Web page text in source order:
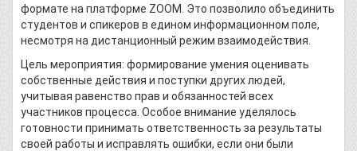
формате на платформе ZOOM. Это позволило объединить
студентов и спикеров в едином информационном поле,
несмотря на дистанционный режим взаимодействия.
Цель мероприятия: формирование умения оценивать
собственные действия и поступки других людей,
учитывая равенство прав и обязанностей всех
участников процесса. Особое внимание уделялось
готовности принимать ответственность за результаты
своей работы и исправлять ошибки, если они были